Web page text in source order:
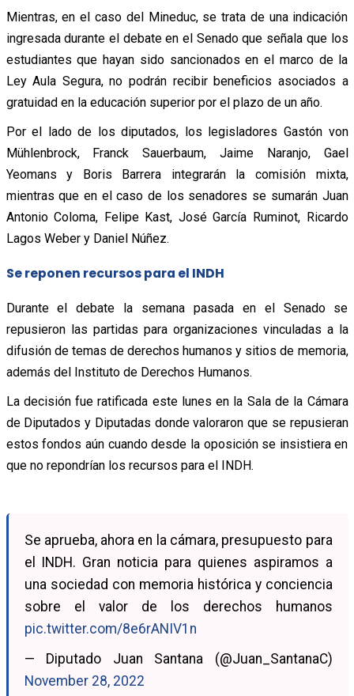
Mientras, en el caso del Mineduc, se trata de una indicación
ingresada durante el debate en el Senado que señala que los
estudiantes que hayan sido sancionados en el marco de la
Ley Aula Segura, no podrán recibir beneficios asociados a
gratuidad en la educación superior por el plazo de un año.
Por el lado de los diputados, los legisladores Gastón von
Mühlenbrock, Franck Sauerbaum, Jaime Naranjo, Gael
Yeomans y Boris Barrera integrarán la comisión mixta,
mientras que en el caso de los senadores se sumarán Juan
Antonio Coloma, Felipe Kast, José García Ruminot, Ricardo
Lagos Weber y Daniel Núñez.
Se reponen recursos para el INDH
Durante el debate la semana pasada en el Senado se
repusieron las partidas para organizaciones vinculadas a la
difusión de temas de derechos humanos y sitios de memoria,
además del Instituto de Derechos Humanos.
La decisión fue ratificada este lunes en la Sala de la Cámara
de Diputados y Diputadas donde valoraron que se repusieran
estos fondos aún cuando desde la oposición se insistiera en
que no repondrían los recursos para el INDH.
Se aprueba, ahora en la cámara, presupuesto para
el INDH. Gran noticia para quienes aspiramos a
una sociedad con memoria histórica y conciencia
sobre el valor de los derechos humanos
pic.twitter.com/8e6rANIV1n
— Diputado Juan Santana (@Juan_SantanaC)
November 28, 2022